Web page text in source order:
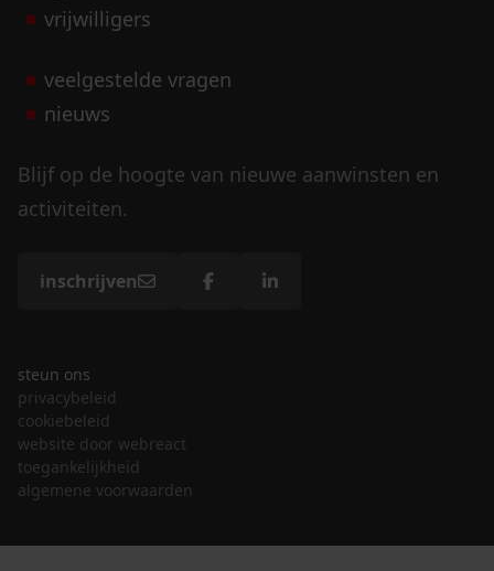
vrijwilligers
veelgestelde vragen
nieuws
Blijf op de hoogte van nieuwe aanwinsten en
activiteiten.
inschrijven
steun ons
privacybeleid
cookiebeleid
website door webreact
toegankelijkheid
algemene voorwaarden